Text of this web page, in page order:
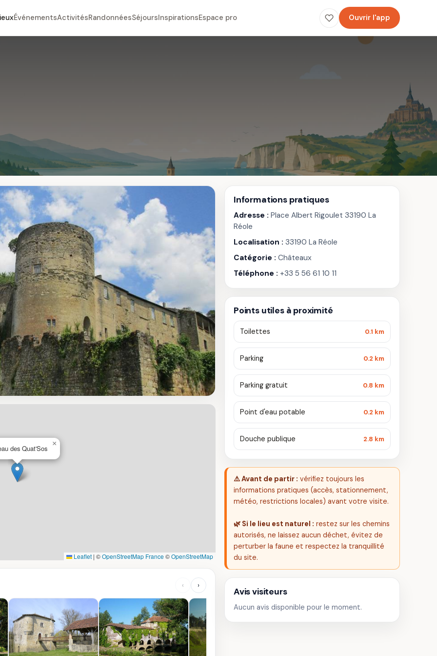
ÉvénementsActivitésRandonnéesSéjoursInspirationsEspace pro Ouvrir l'app
des Quat'Sos
×
Leaflet | ©OpenStreetMap France©OpenStreetMap
‹ ›
Informations pratiques
Adresse : Place Albert Rigoulet 33190 La
Réole
Localisation : 33190 La Réole
Catégorie : Châteaux
Téléphone : +33 5 56 61 10 11
Points utiles à proximité
Toilettes 0.1 km
Parking 0.2 km
Parking gratuit 0.8 km
Point d'eau potable 0.2 km
Douche publique 2.8 km
⚠️ Avant de partir : vérifiez toujours les
informations pratiques (accès, stationnement,
météo, restrictions locales) avant votre visite.
🌿 Si le lieu est naturel : restez sur les chemins
autorisés, ne laissez aucun déchet, évitez de
perturber la faune et respectez la tranquillité
du site.
Avis visiteurs
Aucun avis disponible pour le moment.